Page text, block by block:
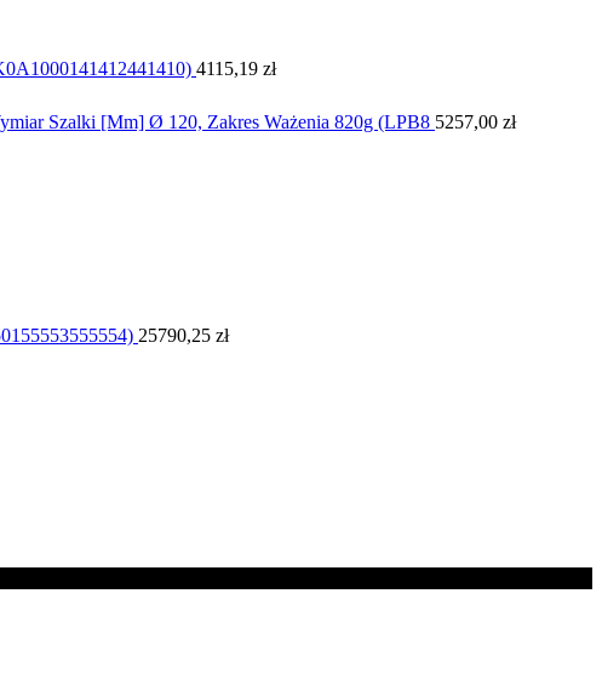
4115,19 zł
Szalki [Mm] Ø 120, Zakres Ważenia 820g (LPB8 5257,00 zł
25790,25 zł